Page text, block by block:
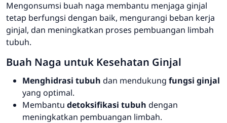
Mengonsumsi buah naga membantu menjaga ginjal
tetap berfungsi dengan baik, mengurangi beban kerja
ginjal, dan meningkatkan proses pembuangan limbah
tubuh.
Buah Naga untuk Kesehatan Ginjal
Menghidrasi tubuh dan mendukung fungsi ginjal
yang optimal.
Membantu detoksifikasi tubuh dengan
meningkatkan pembuangan limbah.